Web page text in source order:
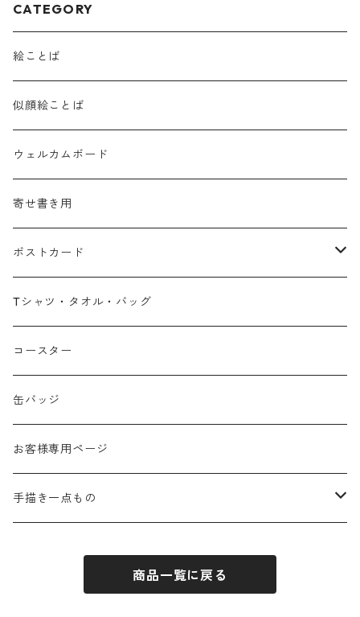
CATEGORY
絵ことば
似顔絵ことば
ウェルカムボード
寄せ書き用
ポストカード
広島弁
春
夏
秋
冬
Tシャツ・タオル・バッグ
コースター
缶バッジ
お客様専用ページ
手描き一点もの
手描きウォールポケット
商品一覧に戻る